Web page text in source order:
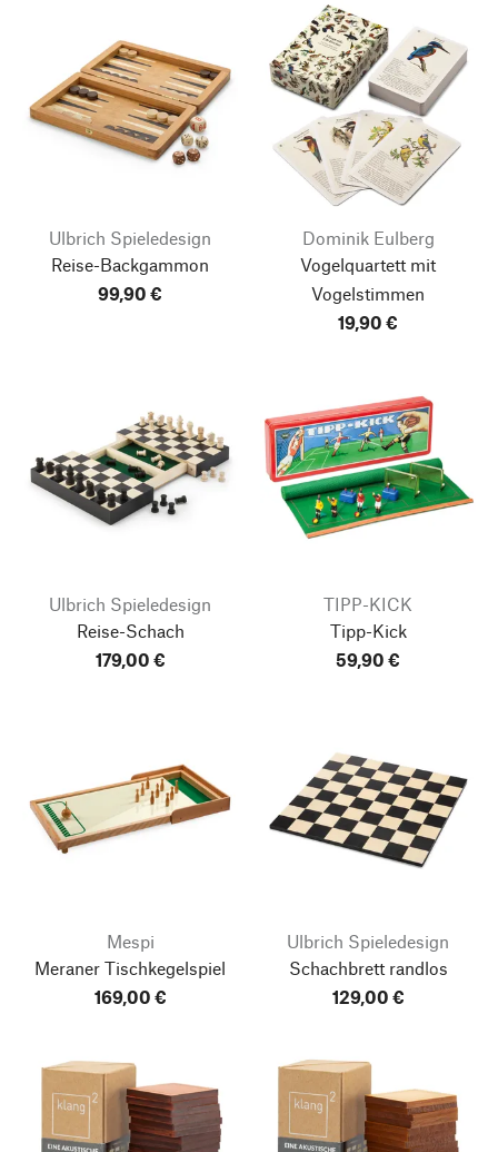
Ulbrich Spieledesign
Reise-Backgammon
99,90 €
Dominik Eulberg
Vogelquartett mit
Vogelstimmen
19,90 €
Ulbrich Spieledesign
Reise-Schach
179,00 €
TIPP-KICK
Tipp-Kick
59,90 €
Mespi
Meraner Tischkegelspiel
169,00 €
Ulbrich Spieledesign
Schachbrett randlos
129,00 €